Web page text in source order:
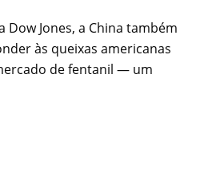
Jones, a China também
às queixas americanas
de fentanil — um